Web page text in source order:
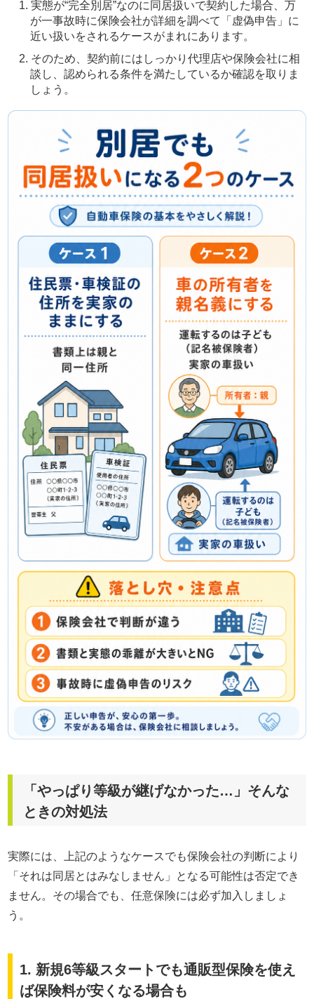
実態が“完全別居”なのに同居扱いで契約した場合、万
が一事故時に保険会社が詳細を調べて「虚偽申告」に
近い扱いをされるケースがまれにあります。
そのため、契約前にはしっかり代理店や保険会社に相
談し、認められる条件を満たしているか確認を取りま
しょう。
「やっぱり等級が継げなかった…」そんな
ときの対処法
実際には、上記のようなケースでも保険会社の判断により
「それは同居とはみなしません」となる可能性は否定でき
ません。その場合でも、任意保険には必ず加入しましょ
う。
1. 新規6等級スタートでも通販型保険を使え
ば保険料が安くなる場合も